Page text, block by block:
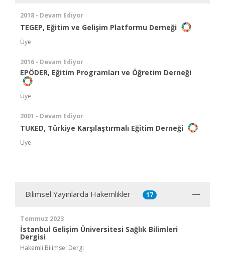
2018 - Devam Ediyor
TEGEP, Eğitim ve Gelişim Platformu Derneği
Üye
2016 - Devam Ediyor
EPÖDER, Eğitim Programları ve Öğretim Derneği
Üye
2001 - Devam Ediyor
TUKED, Türkiye Karşılaştırmalı Eğitim Derneği
Üye
Bilimsel Yayınlarda Hakemlikler 17
Temmuz 2023
İstanbul Gelişim Üniversitesi Sağlık Bilimleri
Dergisi
Hakemli Bilimsel Dergi